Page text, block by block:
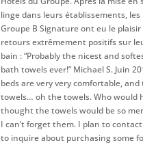
linge dans leurs établissements, les
Groupe B Signature ont eu le plaisir
retours extrêmement positifs sur
bain : “Probably the nicest and
bath towels ever!” Michael S. Juin
beds are very very comfortable, and
towels… oh the towels. Who would
thought the towels would be so
I can’t forget them. I plan to
to inquire about purchasing some